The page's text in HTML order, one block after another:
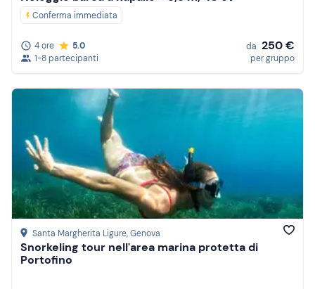
Conferma immediata
4 ore
5.0
1-8 partecipanti
da 250 €
per gruppo
Santa Margherita Ligure, Genova
Snorkeling tour nell'area marina protetta di
Portofino